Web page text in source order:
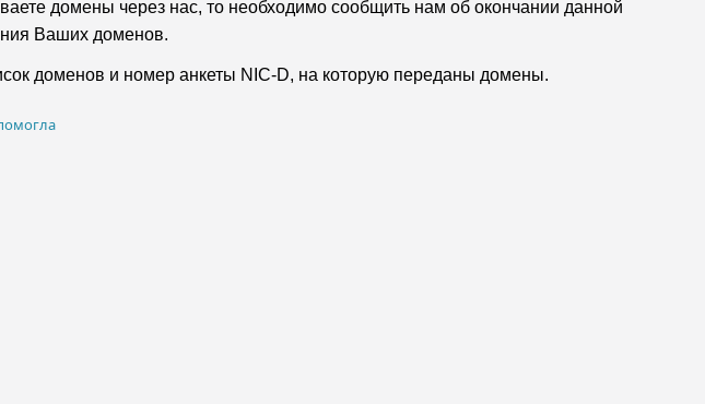
домены через нас, то необходимо сообщить нам об окончании данной
Ваших доменов.
доменов и номер анкеты NIC-D, на которую переданы домены.